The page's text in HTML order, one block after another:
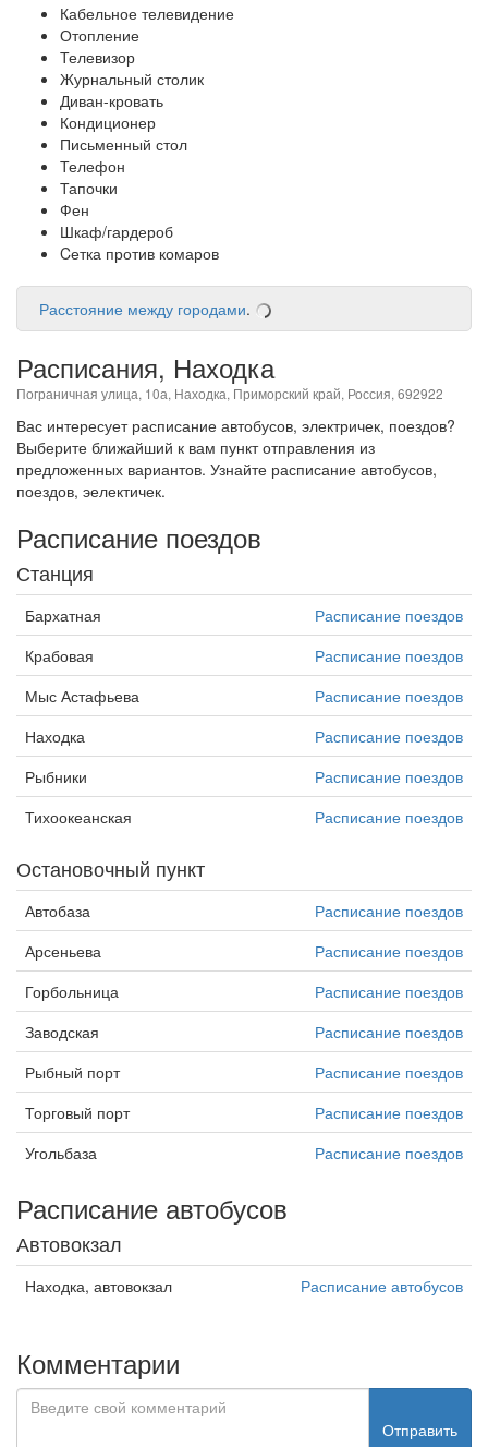
Кабельное телевидение
Отопление
Телевизор
Журнальный столик
Диван-кровать
Кондиционер
Письменный стол
Телефон
Тапочки
Фен
Шкаф/гардероб
Cетка против комаров
Расстояние между городами.
Расписания, Находка
Пограничная улица, 10а, Находка, Приморский край, Россия, 692922
Вас интересует расписание автобусов, электричек, поездов?
Выберите ближайший к вам пункт отправления из
предложенных вариантов. Узнайте расписание автобусов,
поездов, эелектичек.
Расписание поездов
Станция
Бархатная
Расписание поездов
Крабовая
Расписание поездов
Мыс Астафьева
Расписание поездов
Находка
Расписание поездов
Рыбники
Расписание поездов
Тихоокеанская
Расписание поездов
Остановочный пункт
Автобаза
Расписание поездов
Арсеньева
Расписание поездов
Горбольница
Расписание поездов
Заводская
Расписание поездов
Рыбный порт
Расписание поездов
Торговый порт
Расписание поездов
Угольбаза
Расписание поездов
Расписание автобусов
Автовокзал
Находка, автовокзал Расписание автобусов
Комментарии
Отправить